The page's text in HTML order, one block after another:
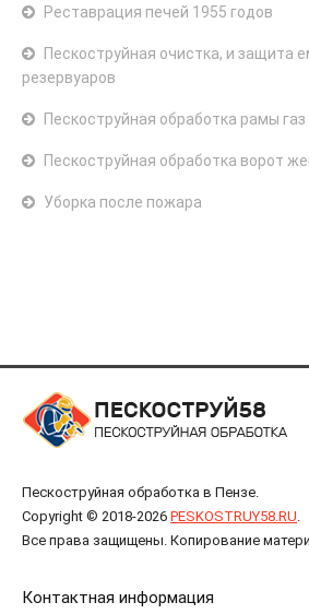
Реставрация печей 1955 годов
Пескоструйная очистка, и защита
резервуаров
Пескоструйная обработка рамы газ
Пескоструйная обработка ворот
Уборка после пожара
Пескоструйная обработка в Пензе.
Copyright © 2018-2026 PESKOSTRUY58.RU.
Все права защищены. Копирование
Контактная информация